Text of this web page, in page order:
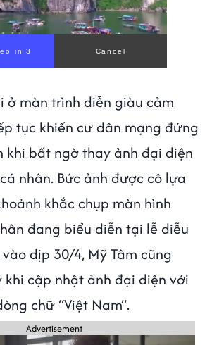
/ 00:56
ở màn trình diễn giàu cảm
tục khiến cư dân mạng đứng
khi bất ngờ thay ảnh đại diện
nhân. Bức ảnh được cô lựa
khắc chụp màn hình
đang biểu diễn tại lễ diễu
dịp 30/4, Mỹ Tâm cũng
cập nhật ảnh đại diện với
chữ “Việt Nam”.
Advertisement